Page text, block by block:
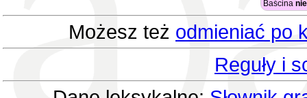
Baścina
Możesz też odmieniać po
Reguły i